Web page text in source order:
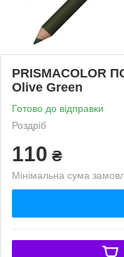
PRISMACOLOR
Olive Green
Готово до відправки
Роздріб
110 ₴
Мінімальна сума